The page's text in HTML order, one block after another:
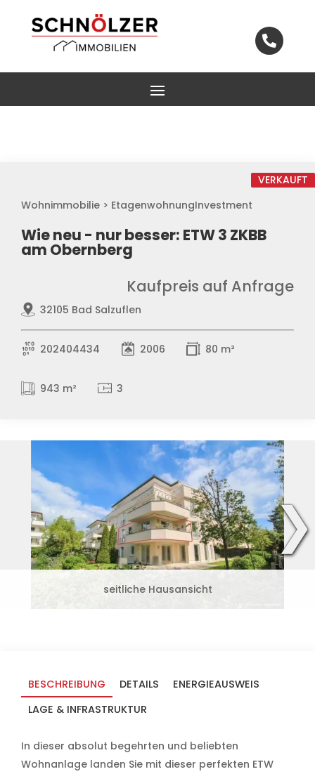

Wohnimmobilie > EtagenwohnungInvestment
VERKAUFT
Wie neu - nur besser: ETW 3 ZKBB
am Obernberg
32105 Bad Salzuflen
Kaufpreis auf Anfrage
202404434 2006 80 m²
943 m² 3
seitliche Hausansicht
❯
BESCHREIBUNG DETAILS
ENERGIEAUSWEIS
LAGE & INFRASTRUKTUR
In dieser absolut begehrten und beliebten
Wohnanlage landen Sie mit dieser perfekten ETW